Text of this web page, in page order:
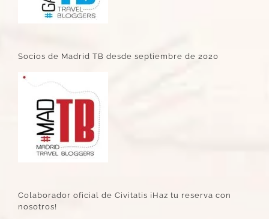
Socios de Madrid TB desde septiembre de 2020
Colaborador oficial de Civitatis ¡Haz tu reserva con
nosotros!